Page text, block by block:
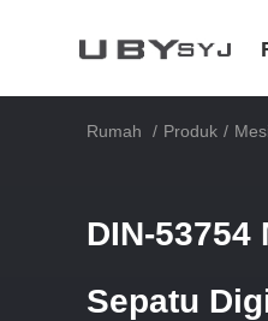
Rumah / Produk /
DIN-
Sepatu